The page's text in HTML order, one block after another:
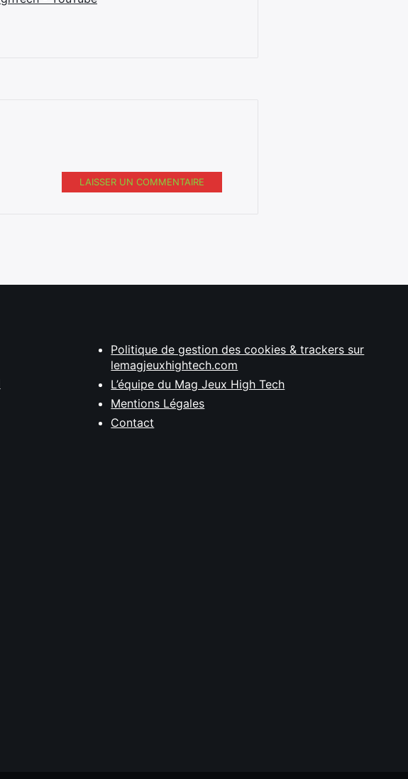
LAISSER UN COMMENTAIRE
Politique de gestion des cookies & trackers sur
lemagjeuxhightech.com
L’équipe du Mag Jeux High Tech
Mentions Légales
Contact